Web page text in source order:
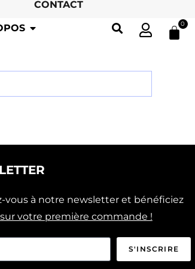
CONTACT
0
vous à notre newsletter et bénéficiez
sur votre première commande !
S'INSCRIRE